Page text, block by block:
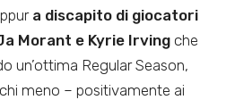
a discapito di giocatori
Morant e Kyrie Irving che
un’ottima Regular Season,
meno – positivamente ai